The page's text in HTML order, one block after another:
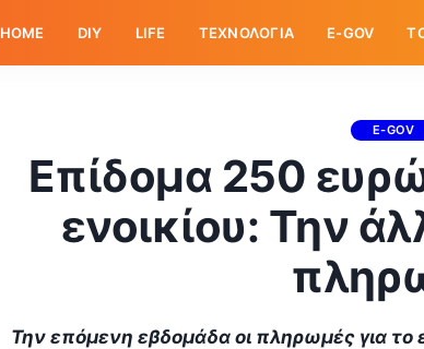
HOME DIY LIFE ΤΕΧΝΟΛΟΓΙΑ E-GOV
E-GOV
Επίδομα 250
ενοικίου: Την
Την επόμενη εβδομάδα οι πληρωμές για